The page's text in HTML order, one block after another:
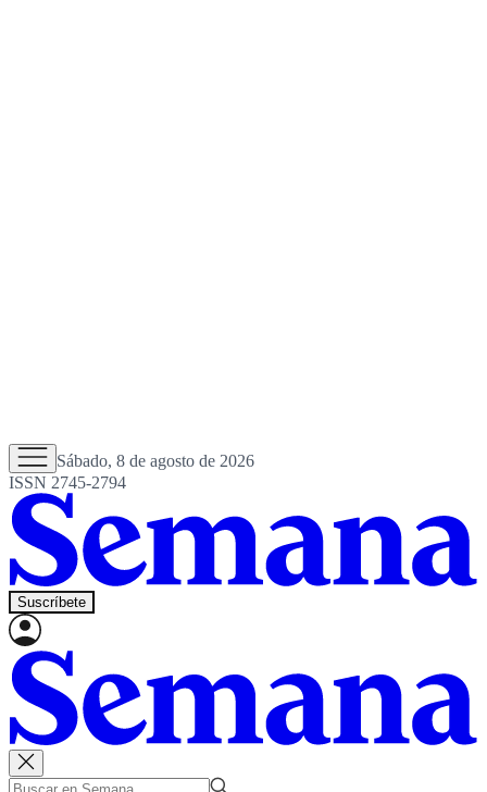
Sábado, 8 de agosto de 2026
ISSN 2745-2794
Suscríbete